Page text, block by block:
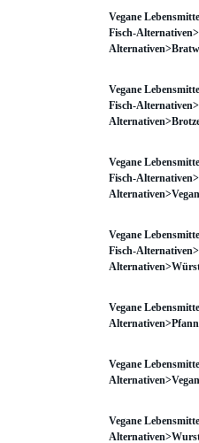
Vegane
Fisch-
Vegane
Fisch-
Vegane
Fisch-
Vegane
Fisch-
Vegane
Vegane
Vegane